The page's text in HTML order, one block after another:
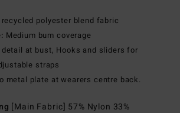
recycled polyester blend fabric
Medium bum coverage
detail at bust, Hooks and sliders for
straps
metal plate at wearers centre back.
[Main Fabric] 57% Nylon 33%